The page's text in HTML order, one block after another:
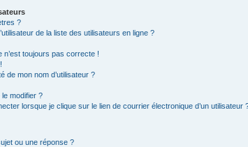
?
de la liste des utilisateurs en ligne ?
n’est toujours pas correcte !
de mon nom d’utilisateur ?
modifier ?
lorsque je clique sur le lien de courrier électronique d’un utilisateur
ou une réponse ?